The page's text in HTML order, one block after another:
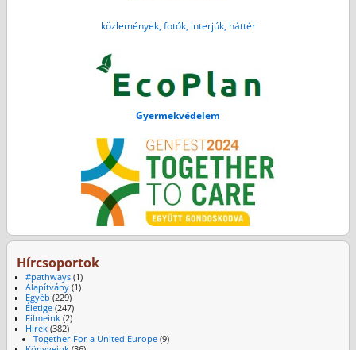
közlemények, fotók, interjúk, háttér
Gyermekvédelem
Hírcsoportok
#pathways(1)
Alapítvány(1)
Egyéb (229)
Életige(247)
Filmeink(2)
Hírek(382)
Together For a United Europe (9)